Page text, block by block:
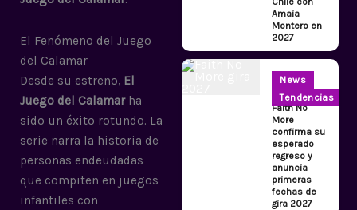
El Fenómeno del Juego
del Calamar
Desde su estreno, El
Juego del Calamarha
sido un éxito rotundo. La
serie narra la historia de
personas endeudadas
que compiten en juegos
infantiles con
Amaia
Montero en
2027
News
Tendencias
Faith No
More
confirma su
esperado
regreso y
anuncia
primeras
fechas de
gira 2027